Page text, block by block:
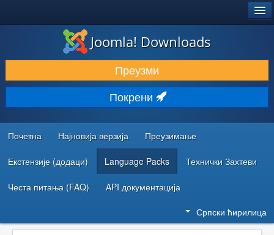
ПРЕУЗИМАЊЕ И ПРОШИРЕЊА (ЕКСТЕНЗИЈЕ)
ОТКРИЈТЕ И НАУЧИТЕ
ЗАЈЕДНИЦА И ПОДРШКА
РЕСУРСИ ЗА РАЗВОЈ
Joomla! Downloads
Преузми
Покрени
Почетна Најновија верзија Преузимање
Екстензије (додаци) Language Packs Технички Захтеви
Честа питања (FAQ) API документација
Српски ћирилица